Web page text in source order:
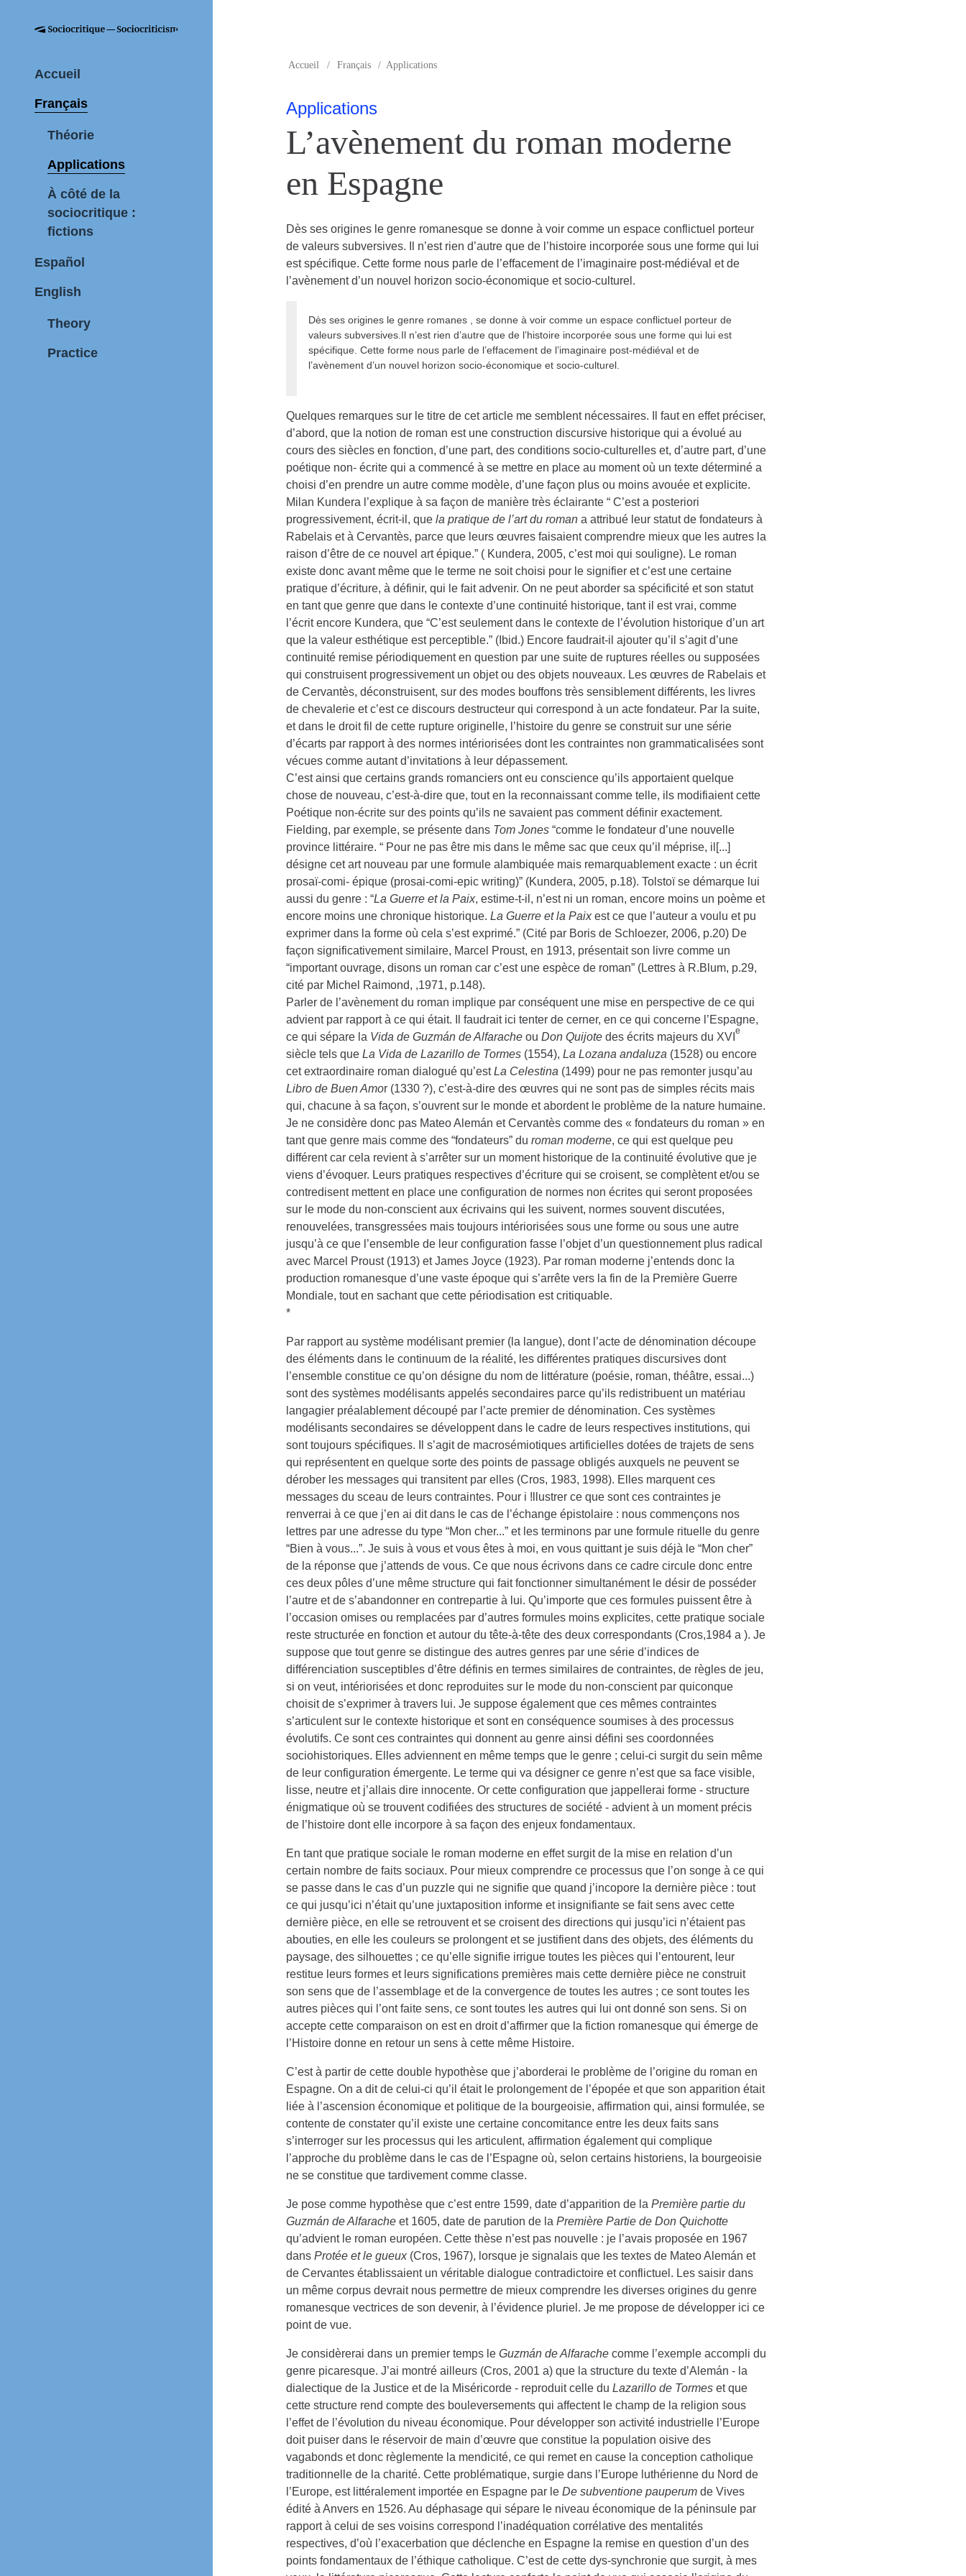
Accueil
Français
Théorie
Applications
À côté de la
sociocritique :
fictions
Español
English
Theory
Practice
Accueil / Français / Applications
Applications
L’avènement du roman moderne
en Espagne
Dès ses origines le genre romanesque se donne à voir comme un espace conflictuel porteur
de valeurs subversives. Il n’est rien d’autre que de l’histoire incorporée sous une forme qui lui
est spécifique. Cette forme nous parle de l’effacement de l’imaginaire post-médiéval et de
l’avènement d’un nouvel horizon socio-économique et socio-culturel.
Dès ses origines le genre romanes , se donne à voir comme un espace conflictuel porteur de
valeurs subversives.Il n’est rien d’autre que de l’histoire incorporée sous une forme qui lui est
spécifique. Cette forme nous parle de l’effacement de l’imaginaire post-médiéval et de
l’avènement d’un nouvel horizon socio-économique et socio-culturel.
Quelques remarques sur le titre de cet article me semblent nécessaires. Il faut en effet préciser,
d’abord, que la notion de roman est une construction discursive historique qui a évolué au
cours des siècles en fonction, d’une part, des conditions socio-culturelles et, d’autre part, d’une
poétique non- écrite qui a commencé à se mettre en place au moment où un texte déterminé a
choisi d’en prendre un autre comme modèle, d’une façon plus ou moins avouée et explicite.
Milan Kundera l’explique à sa façon de manière très éclairante “ C’est a posteriori
progressivement, écrit-il, quela pratique de l’art du roman a attribué leur statut de fondateurs à
Rabelais et à Cervantès, parce que leurs œuvres faisaient comprendre mieux que les autres la
raison d’être de ce nouvel art épique.” ( Kundera, 2005, c’est moi qui souligne). Le roman
existe donc avant même que le terme ne soit choisi pour le signifier et c’est une certaine
pratique d’écriture, à définir, qui le fait advenir. On ne peut aborder sa spécificité et son statut
en tant que genre que dans le contexte d’une continuité historique, tant il est vrai, comme
l’écrit encore Kundera, que “C’est seulement dans le contexte de l’évolution historique d’un art
que la valeur esthétique est perceptible.” (Ibid.) Encore faudrait-il ajouter qu’il s’agit d’une
continuité remise périodiquement en question par une suite de ruptures réelles ou supposées
qui construisent progressivement un objet ou des objets nouveaux. Les œuvres de Rabelais et
de Cervantès, déconstruisent, sur des modes bouffons très sensiblement différents, les livres
de chevalerie et c’est ce discours destructeur qui correspond à un acte fondateur. Par la suite,
et dans le droit fil de cette rupture originelle, l’histoire du genre se construit sur une série
d’écarts par rapport à des normes intériorisées dont les contraintes non grammaticalisées sont
vécues comme autant d’invitations à leur dépassement.
C’est ainsi que certains grands romanciers ont eu conscience qu’ils apportaient quelque
chose de nouveau, c’est-à-dire que, tout en la reconnaissant comme telle, ils modifiaient cette
Poétique non-écrite sur des points qu’ils ne savaient pas comment définir exactement.
Fielding, par exemple, se présente dans Tom Jones “comme le fondateur d’une nouvelle
province littéraire. “ Pour ne pas être mis dans le même sac que ceux qu’il méprise, il[...]
désigne cet art nouveau par une formule alambiquée mais remarquablement exacte : un écrit
prosaï-comi- épique (prosai-comi-epic writing)” (Kundera, 2005, p.18). Tolstoï se démarque lui
aussi du genre : “La Guerre et la Paix, estime-t-il, n’est ni un roman, encore moins un poème et
encore moins une chronique historique.La Guerre et la Paixest ce que l’auteur a voulu et pu
exprimer dans la forme où cela s’est exprimé.” (Cité par Boris de Schloezer, 2006, p.20) De
façon significativement similaire, Marcel Proust, en 1913, présentait son livre comme un
“important ouvrage, disons un roman car c’est une espèce de roman” (Lettres à R.Blum, p.29,
cité par Michel Raimond, ,1971, p.148).
Parler de l’avènement du roman implique par conséquent une mise en perspective de ce qui
advient par rapport à ce qui était. Il faudrait ici tenter de cerner, en ce qui concerne l’Espagne,
ce qui sépare la Vida de Guzmán de AlfaracheouDon Quijote des écrits majeurs du XVI
e
siècle tels que La Vida de Lazarillo de Tormes (1554), La Lozana andaluza (1528) ou encore
cet extraordinaire roman dialogué qu’estLa Celestina (1499) pour ne pas remonter jusqu’au
Libro de Buen Amor (1330 ?), c’est-à-dire des œuvres qui ne sont pas de simples récits mais
qui, chacune à sa façon, s’ouvrent sur le monde et abordent le problème de la nature humaine.
Je ne considère donc pas Mateo Alemán et Cervantès comme des « fondateurs du roman » en
tant que genre mais comme des “fondateurs” duroman moderne, ce qui est quelque peu
différent car cela revient à s’arrêter sur un moment historique de la continuité évolutive que je
viens d’évoquer. Leurs pratiques respectives d’écriture qui se croisent, se complètent et/ou se
contredisent mettent en place une configuration de normes non écrites qui seront proposées
sur le mode du non-conscient aux écrivains qui les suivent, normes souvent discutées,
renouvelées, transgressées mais toujours intériorisées sous une forme ou sous une autre
jusqu’à ce que l’ensemble de leur configuration fasse l’objet d’un questionnement plus radical
avec Marcel Proust (1913) et James Joyce (1923). Par roman moderne j’entends donc la
production romanesque d’une vaste époque qui s’arrête vers la fin de la Première Guerre
Mondiale, tout en sachant que cette périodisation est critiquable.
*
Par rapport au système modélisant premier (la langue), dont l’acte de dénomination découpe
des éléments dans le continuum de la réalité, les différentes pratiques discursives dont
l’ensemble constitue ce qu’on désigne du nom de littérature (poésie, roman, théâtre, essai...)
sont des systèmes modélisants appelés secondaires parce qu’ils redistribuent un matériau
langagier préalablement découpé par l’acte premier de dénomination. Ces systèmes
modélisants secondaires se développent dans le cadre de leurs respectives institutions, qui
sont toujours spécifiques. Il s’agit de macrosémiotiques artificielles dotées de trajets de sens
qui représentent en quelque sorte des points de passage obligés auxquels ne peuvent se
dérober les messages qui transitent par elles (Cros, 1983, 1998). Elles marquent ces
messages du sceau de leurs contraintes. Pour i !llustrer ce que sont ces contraintes je
renverrai à ce que j’en ai dit dans le cas de l’échange épistolaire : nous commençons nos
lettres par une adresse du type “Mon cher...” et les terminons par une formule rituelle du genre
“Bien à vous...”. Je suis à vous et vous êtes à moi, en vous quittant je suis déjà le “Mon cher”
de la réponse que j’attends de vous. Ce que nous écrivons dans ce cadre circule donc entre
ces deux pôles d’une même structure qui fait fonctionner simultanément le désir de posséder
l’autre et de s’abandonner en contrepartie à lui. Qu’importe que ces formules puissent être à
l’occasion omises ou remplacées par d’autres formules moins explicites, cette pratique sociale
reste structurée en fonction et autour du tête-à-tête des deux correspondants (Cros,1984 a ). Je
suppose que tout genre se distingue des autres genres par une série d’indices de
différenciation susceptibles d’être définis en termes similaires de contraintes, de règles de jeu,
si on veut, intériorisées et donc reproduites sur le mode du non-conscient par quiconque
choisit de s’exprimer à travers lui. Je suppose également que ces mêmes contraintes
s’articulent sur le contexte historique et sont en conséquence soumises à des processus
évolutifs. Ce sont ces contraintes qui donnent au genre ainsi défini ses coordonnées
sociohistoriques. Elles adviennent en même temps que le genre ; celui-ci surgit du sein même
de leur configuration émergente. Le terme qui va désigner ce genre n’est que sa face visible,
lisse, neutre et j’allais dire innocente. Or cette configuration que jappellerai forme - structure
énigmatique où se trouvent codifiées des structures de société - advient à un moment précis
de l’histoire dont elle incorpore à sa façon des enjeux fondamentaux.
En tant que pratique sociale le roman moderne en effet surgit de la mise en relation d’un
certain nombre de faits sociaux. Pour mieux comprendre ce processus que l’on songe à ce qui
se passe dans le cas d’un puzzle qui ne signifie que quand j’incopore la dernière pièce : tout
ce qui jusqu’ici n’était qu’une juxtaposition informe et insignifiante se fait sens avec cette
dernière pièce, en elle se retrouvent et se croisent des directions qui jusqu’ici n’étaient pas
abouties, en elle les couleurs se prolongent et se justifient dans des objets, des éléments du
paysage, des silhouettes ; ce qu’elle signifie irrigue toutes les pièces qui l’entourent, leur
restitue leurs formes et leurs significations premières mais cette dernière pièce ne construit
son sens que de l’assemblage et de la convergence de toutes les autres ; ce sont toutes les
autres pièces qui l’ont faite sens, ce sont toutes les autres qui lui ont donné son sens. Si on
accepte cette comparaison on est en droit d’affirmer que la fiction romanesque qui émerge de
l’Histoire donne en retour un sens à cette même Histoire.
C’est à partir de cette double hypothèse que j’aborderai le problème de l’origine du roman en
Espagne. On a dit de celui-ci qu’il était le prolongement de l’épopée et que son apparition était
liée à l’ascension économique et politique de la bourgeoisie, affirmation qui, ainsi formulée, se
contente de constater qu’il existe une certaine concomitance entre les deux faits sans
s’interroger sur les processus qui les articulent, affirmation également qui complique
l’approche du problème dans le cas de l’Espagne où, selon certains historiens, la bourgeoisie
ne se constitue que tardivement comme classe.
Je pose comme hypothèse que c’est entre 1599, date d’apparition de laPremière partie du
Guzmán de Alfarache et 1605, date de parution de laPremière Partie de Don Quichotte
qu’advient le roman européen. Cette thèse n’est pas nouvelle : je l’avais proposée en 1967
dansProtée et le gueux(Cros, 1967), lorsque je signalais que les textes de Mateo Alemán et
de Cervantes établissaient un véritable dialogue contradictoire et conflictuel. Les saisir dans
un même corpus devrait nous permettre de mieux comprendre les diverses origines du genre
romanesque vectrices de son devenir, à l’évidence pluriel. Je me propose de développer ici ce
point de vue.
Je considèrerai dans un premier temps leGuzmán de Alfarache comme l’exemple accompli du
genre picaresque. J’ai montré ailleurs (Cros, 2001 a) que la structure du texte d’Alemán - la
dialectique de la Justice et de la Miséricorde - reproduit celle duLazarillo de Tormes et que
cette structure rend compte des bouleversements qui affectent le champ de la religion sous
l’effet de l’évolution du niveau économique. Pour développer son activité industrielle l’Europe
doit puiser dans le réservoir de main d’œuvre que constitue la population oisive des
vagabonds et donc règlemente la mendicité, ce qui remet en cause la conception catholique
traditionnelle de la charité. Cette problématique, surgie dans l’Europe luthérienne du Nord de
l’Europe, est littéralement importée en Espagne par leDe subventione pauperum de Vives
édité à Anvers en 1526. Au déphasage qui sépare le niveau économique de la péninsule par
rapport à celui de ses voisins correspond l’inadéquation corrélative des mentalités
respectives, d’où l’exacerbation que déclenche en Espagne la remise en question d’un des
points fondamentaux de l’éthique catholique. C’est de cette dys-synchronie que surgit, à mes